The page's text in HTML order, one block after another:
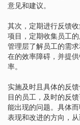
意见和建议。
其次，定期进行反馈
项目，定期收集员工
管理层了解员工的需
在的效率障碍，并提
率。
实施及时且具体的反
目的员工，及时的反
能出现的问题。具体
表现和改进的方向，从